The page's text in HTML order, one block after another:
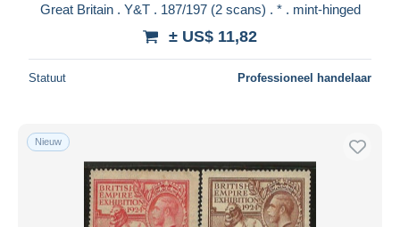
Great Britain . Y&T . 187/197 (2 scans) . * . mint-hinged
± US$ 11,82
Statuut Professioneel handelaar
Nieuw